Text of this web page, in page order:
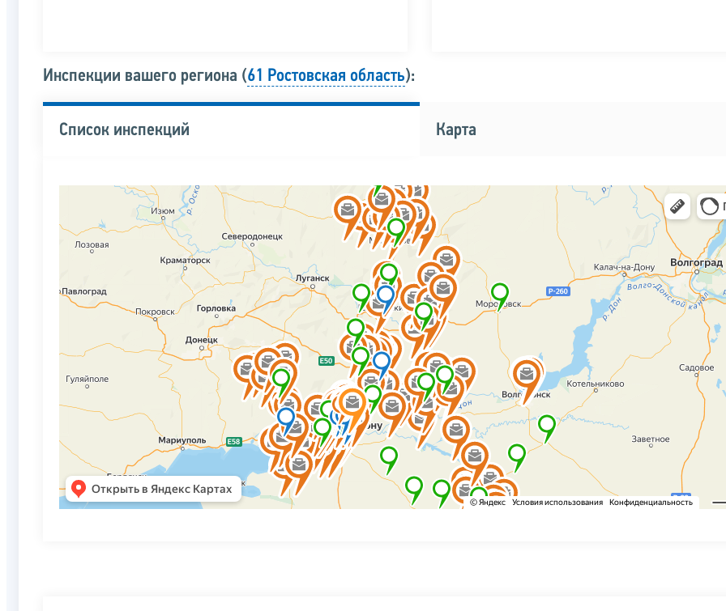
Инспекции вашего региона (61 Ростовская область):
Список инспекций Карта